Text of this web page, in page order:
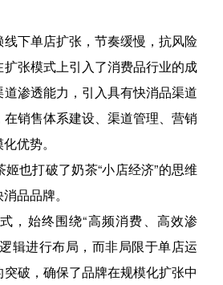
下单店扩张，节奏缓慢，抗风险
张模式上引入了消费品行业的成
渗透能力，引入具有快消品渠道
销售体系建设、渠道管理、营销
优势。
也打破了奶茶“小店经济”的思维
品品牌。
，始终围绕“高频消费、高效渗
辑进行布局，而非局限于单店运
破，确保了品牌在规模化扩张中